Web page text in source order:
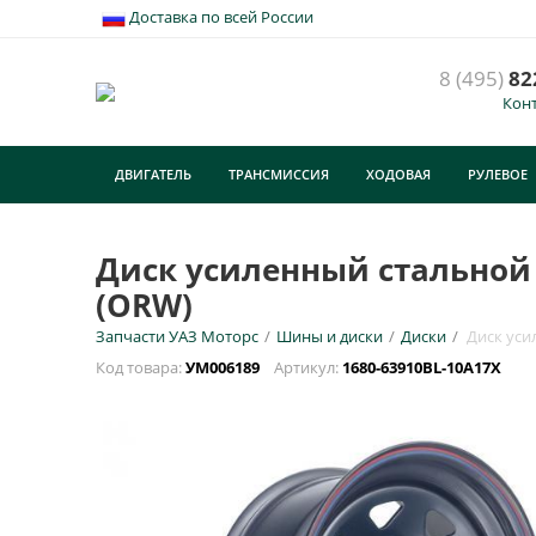
Доставка по всей России
8 (495)
ДВИГАТЕЛЬ ТРАНСМИССИЯ ХОДОВАЯ РУЛЕВОЕ
Диск усиленный стальной
(ORW)
Запчасти УАЗ Моторс / Шины и диски / Диски / Диск
Код товара:УМ006189 Артикул: 1680-63910BL-10A17X